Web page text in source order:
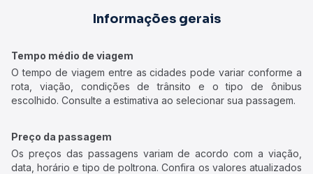
Informações gerais
Tempo médio de viagem
O tempo de viagem entre as cidades pode variar conforme a
rota, viação, condições de trânsito e o tipo de ônibus
escolhido. Consulte a estimativa ao selecionar sua passagem.
Preço da passagem
Os preços das passagens variam de acordo com a viação,
data, horário e tipo de poltrona. Confira os valores atualizados